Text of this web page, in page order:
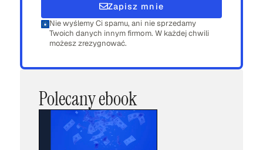
Zapisz mnie
Nie wyślemy Ci spamu, ani nie sprzedamy
Twoich danych innym firmom. W każdej chwili
możesz zrezygnować.
Polecany ebook